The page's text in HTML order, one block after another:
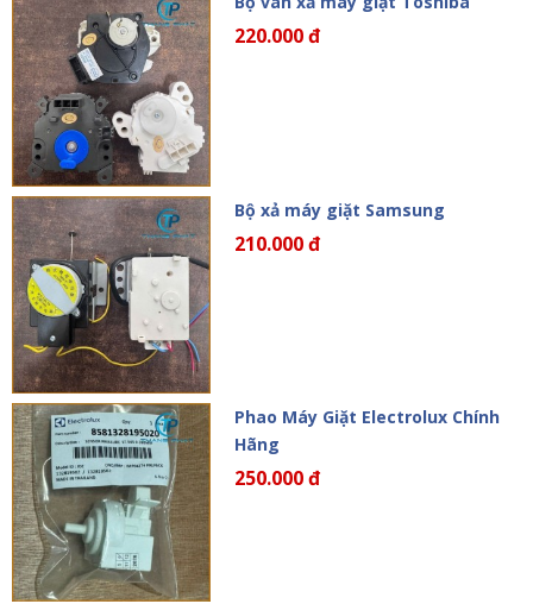
220.000 đ
Bộ xả máy giặt Samsung
210.000 đ
Phao Máy Giặt Electrolux Chính
Hãng
250.000 đ